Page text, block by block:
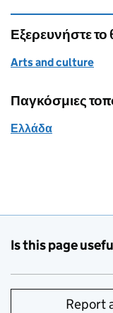
Εξερευνήστε το
Arts and culture
Παγκόσμιες
Ελλάδα
Is this page
Report